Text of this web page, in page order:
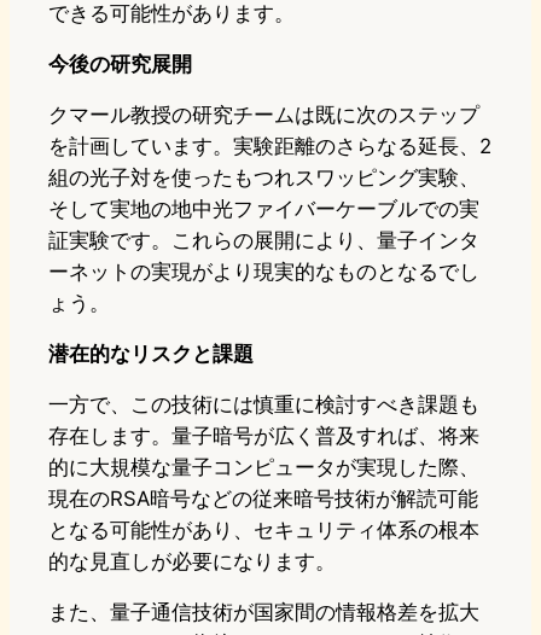
できる可能性があります。
今後の研究展開
クマール教授の研究チームは既に次のステップ
を計画しています。実験距離のさらなる延長、2
組の光子対を使ったもつれスワッピング実験、
そして実地の地中光ファイバーケーブルでの実
証実験です。これらの展開により、量子インタ
ーネットの実現がより現実的なものとなるでし
ょう。
潜在的なリスクと課題
一方で、この技術には慎重に検討すべき課題も
存在します。量子暗号が広く普及すれば、将来
的に大規模な量子コンピュータが実現した際、
現在のRSA暗号などの従来暗号技術が解読可能
となる可能性があり、セキュリティ体系の根本
的な見直しが必要になります。
また、量子通信技術が国家間の情報格差を拡大